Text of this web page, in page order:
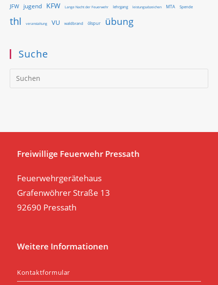
JFW jugend KFW Lange Nacht der Feuerwehr lehrgang leistungsabzeichen MTA Spende
thl veranstaltung VU waldbrand ölspur übung
Suche
Freiwillige Feuerwehr Pressath
Feuerwehrgerätehaus
Grafenwöhrer Straße 13
92690 Pressath
Weitere Informationen
Kontaktformular